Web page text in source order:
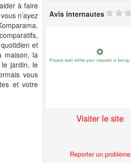
à faire
n’ayez
et
maison, la
jardin, le
vous
et votre
Avis internautes
Visiter le site
Reporter un problème